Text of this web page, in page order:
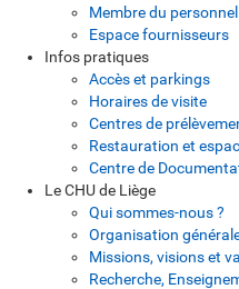
Membre du
Espace fournisseurs
Infos pratiques
Accès et parkings
Horaires de visite
Centres de
Restauration et
Centre de
Le CHU de Liège
Qui sommes-nous ?
Organisation
Missions, visions et
Recherche,